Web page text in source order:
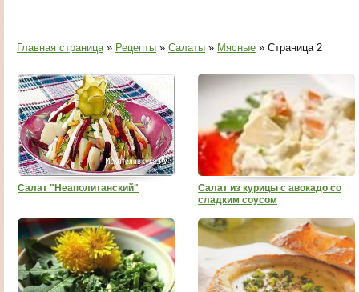
Главная страница» Рецепты » Салаты » Мясные » Страница 2
Салат "Неаполитанский"
Салат из курицы с авокадо со
сладким соусом